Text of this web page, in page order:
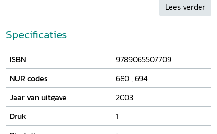
leven van hun kinderen. Hij doet dit aan de hand van de
verschenen. De belangrijkste thema's in dit vlot geschreven
boek zijn de rol van Sint-Nicolaas in de christelijke
het gebruik van Sinterklaas bij politiek-maatschappelijke
vraagstukken, het feest als bron van protestants vermaak
en de verhouding tussen het protestantse geloof en het
geloof in Sint-Nicolaas. Het boek biedt tevens een
cultuurgeschiedenis van protestants Nederland in de
tweede helft van de twintigste eeuw.
Lees verder
Specificaties
ISBN
9789065507709
NUR codes
680 ,694
Jaar van uitgave
2003
Druk
1